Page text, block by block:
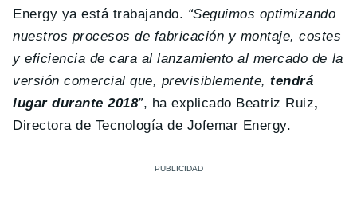
Energy ya está trabajando. “Seguimos optimizando
nuestros procesos de fabricación y montaje, costes
y eficiencia de cara al lanzamiento al mercado de la
versión comercial que, previsiblemente, tendrá
lugar durante 2018”, ha explicado Beatriz Ruiz,
Directora de Tecnología de Jofemar Energy.